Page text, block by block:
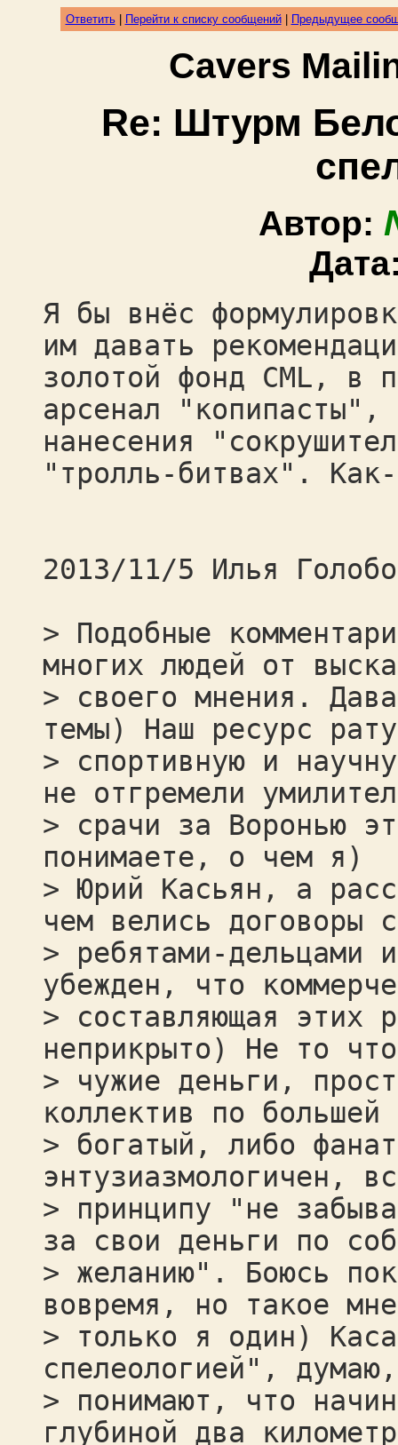
Ответить| Перейти к списку сообщений| Предыдущее
Cavers
Re: Штурм
Автор:
Я бы внёс
им давать
золотой фонд CML, в
арсенал "копипасты",
нанесения
"тролль-битвах".
2013/11/5 Илья
> Подобные
многих людей от
> своего мнения.
темы) Наш ресурс
> спортивную и
не отгремели
> срачи за Воронью
понимаете, о чем я)
> Юрий Касьян, а
чем велись договоры
> ребятами-дельцами
убежден, что
> составляющая этих
неприкрыто) Не то
> чужие деньги,
коллектив по
> богатый, либо
энтузиазмологичен,
> принципу "не
за свои деньги по
> желанию". Боюсь
вовремя, но такое
> только я один)
спелеологией",
> понимают, что
глубиной два